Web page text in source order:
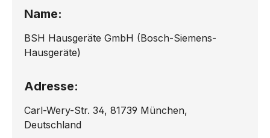
Name:
BSH Hausgeräte GmbH (Bosch-Siemens-
Hausgeräte)
Adresse:
Carl-Wery-Str. 34, 81739 München,
Deutschland